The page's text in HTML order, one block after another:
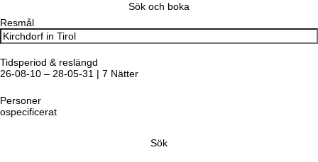
Sök och boka
Resmål
Tidsperiod & reslängd
26-08-10 – 28-05-31 | 7 Nätter
Personer
ospecificerat
Sök